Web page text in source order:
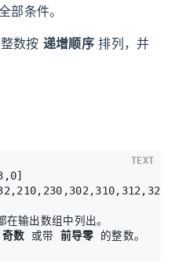
部条件。
数按 递增顺序 排列，并
在输出数组中列出。
奇数 或带 前导零 的整数。
TEXT